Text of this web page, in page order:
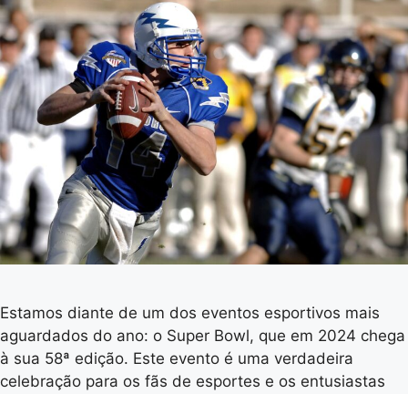
Estamos diante de um dos eventos esportivos mais
aguardados do ano: o Super Bowl, que em 2024 chega
à sua 58ª edição. Este evento é uma verdadeira
celebração para os fãs de esportes e os entusiastas